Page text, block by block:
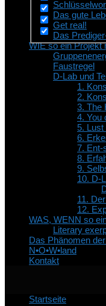
Das gute
Get real!
Das
WIE so ein Projekt
Faustregel
D-Lab und
1.
2.
3. The
4. You
5. Lust
6.
7. Ent-
8.
9.
10. D-
11.
12.
WAS, WENN so
Literary
Das Phänomen
N•O•W•land
Kontakt
Startseite